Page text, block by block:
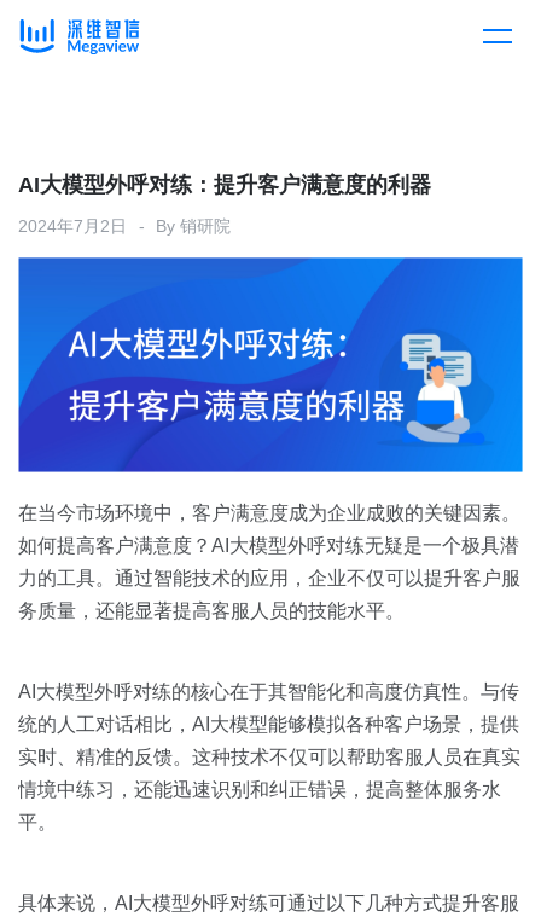
产品总览
产品集成
下载客户端
解决方案
按行业
消费医疗
汽车
房地产
金融
按角色
销售人员
客户案例
开放平台
定价
资源中心
资源中心
全部
销售会话智能
关于我们
AI大模型外呼对练：提升客户满意度的利器
2024年7月2日 By 销研院
在当今市场环境中，客户满意度成为企业成败的关键因素。
如何提高客户满意度？AI大模型外呼对练无疑是一个极具潜
力的工具。通过智能技术的应用，企业不仅可以提升客户服
务质量，还能显著提高客服人员的技能水平。
AI大模型外呼对练的核心在于其智能化和高度仿真性。与传
统的人工对话相比，AI大模型能够模拟各种客户场景，提供
实时、精准的反馈。这种技术不仅可以帮助客服人员在真实
情境中练习，还能迅速识别和纠正错误，提高整体服务水
平。
具体来说，AI大模型外呼对练可通过以下几种方式提升客服